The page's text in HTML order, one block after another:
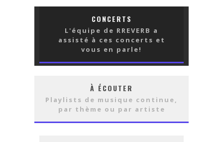
CONCERTS
L'équipe de RREVERB a
assisté à ces concerts et
vous en parle!
À ÉCOUTER
Playlists de musique continue,
par thème ou par artiste